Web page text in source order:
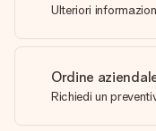
Ulteriori
Ordine
Richiedi un